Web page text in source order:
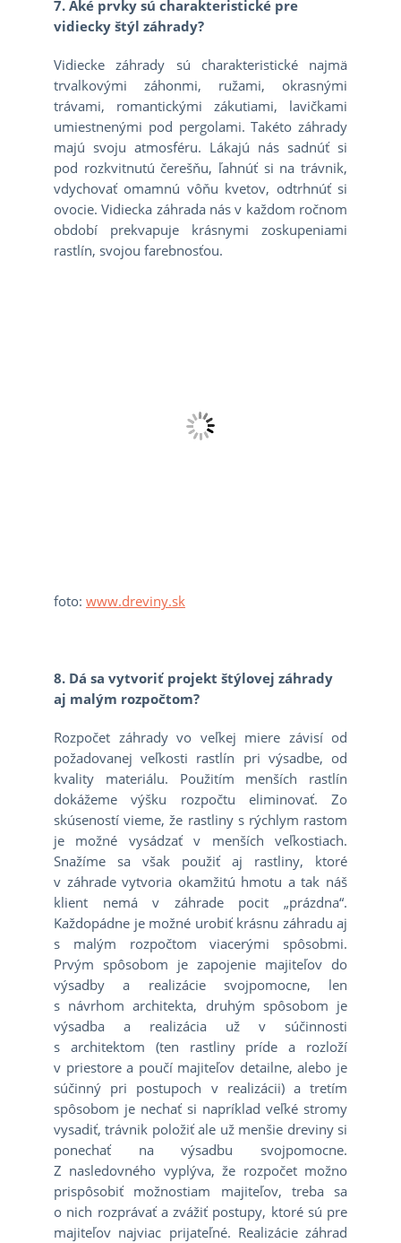
7. Aké prvky sú charakteristické pre
vidiecky štýl záhrady?
Vidiecke záhrady sú charakteristické najmä
trvalkovými záhonmi, ružami, okrasnými
trávami, romantickými zákutiami, lavičkami
umiestnenými pod pergolami. Takéto záhrady
majú svoju atmosféru. Lákajú nás sadnúť si
pod rozkvitnutú čerešňu, ľahnúť si na trávnik,
vdychovať omamnú vôňu kvetov, odtrhnúť si
ovocie. Vidiecka záhrada nás v každom ročnom
období prekvapuje krásnymi zoskupeniami
rastlín, svojou farebnosťou.
foto: www.dreviny.sk
8. Dá sa vytvoriť projekt štýlovej záhrady
aj malým rozpočtom?
Rozpočet záhrady vo veľkej miere závisí od
požadovanej veľkosti rastlín pri výsadbe, od
kvality materiálu. Použitím menších rastlín
dokážeme výšku rozpočtu eliminovať. Zo
skúseností vieme, že rastliny s rýchlym rastom
je možné vysádzať v menších veľkostiach.
Snažíme sa však použiť aj rastliny, ktoré
v záhrade vytvoria okamžitú hmotu a tak náš
klient nemá v záhrade pocit „prázdna“.
Každopádne je možné urobiť krásnu záhradu aj
s malým rozpočtom viacerými spôsobmi.
Prvým spôsobom je zapojenie majiteľov do
výsadby a realizácie svojpomocne, len
s návrhom architekta, druhým spôsobom je
výsadba a realizácia už v súčinnosti
s architektom (ten rastliny príde a rozloží
v priestore a poučí majiteľov detailne, alebo je
súčinný pri postupoch v realizácii) a tretím
spôsobom je nechať si napríklad veľké stromy
vysadiť, trávnik položiť ale už menšie dreviny si
ponechať na výsadbu svojpomocne.
Z nasledovného vyplýva, že rozpočet možno
prispôsobiť možnostiam majiteľov, treba sa
o nich rozprávať a zvážiť postupy, ktoré sú pre
majiteľov najviac prijateľné. Realizácie záhrad